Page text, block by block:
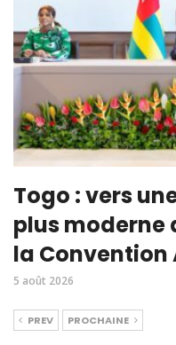
Togo : vers
plus moderne
la Convention
5 août 2026
PREV PROCHAINE